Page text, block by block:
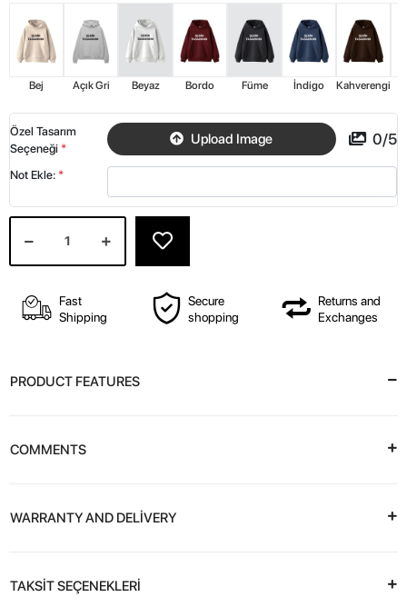
Bej Açık Gri Beyaz Bordo Füme İndigo Kahverengi
Özel Tasarım
Seçeneği *
Upload Image 0/5
Not Ekle: *
Fast
Shipping
Secure
shopping
Returns and
Exchanges
PRODUCT FEATURES
COMMENTS
WARRANTY AND DELİVERY
TAKSİT SEÇENEKLERİ